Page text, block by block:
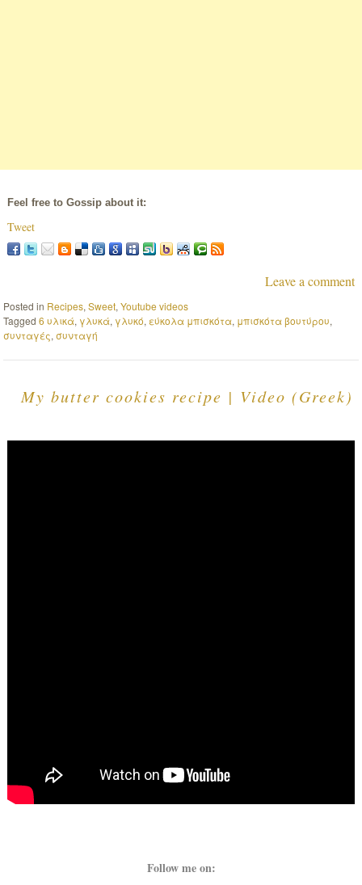
Feel free to Gossip about it:
Tweet
Leave a comment
Posted in Recipes,Sweet,Youtube videos
Tagged6 υλικά, γλυκά, γλυκό, εύκολα μπισκότα, μπισκότα βουτύρου,
συνταγές,συνταγή
My butter cookies recipe | Video (Greek)
Follow me on: